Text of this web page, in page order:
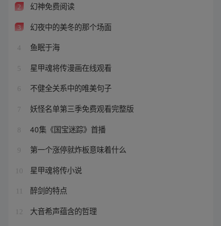
2 幻神免费阅读
3 幻夜中的美冬的那个场面
4 鱼眠于海
5 星甲魂将传漫画在线观看
6 不健全关系中的唯美句子
7 妖怪名单第三季免费观看完整版
8 40集《国宝迷踪》首播
9 第一个涨停就炸板意味着什么
10 星甲魂将传小说
醉剑的特点
12 大音希声蕴含的哲理